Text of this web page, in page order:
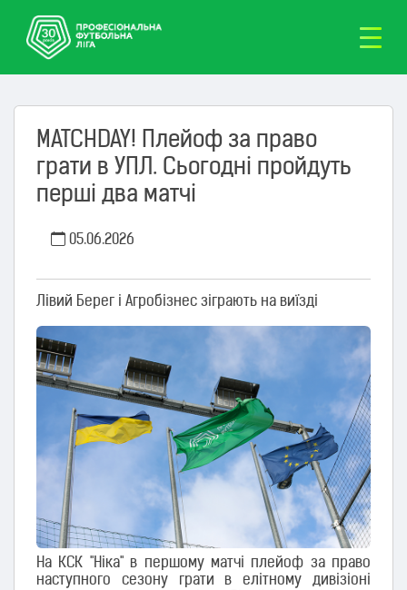
MATCHDAY! Плейоф за право
грати в УПЛ. Сьогодні пройдуть
перші два матчі
05.06.2026
Лівий Берег і Агробізнес зіграють на виїзді
На КСК "Ніка" в першому матчі плейоф за право
наступного сезону грати в елітному дивізіоні